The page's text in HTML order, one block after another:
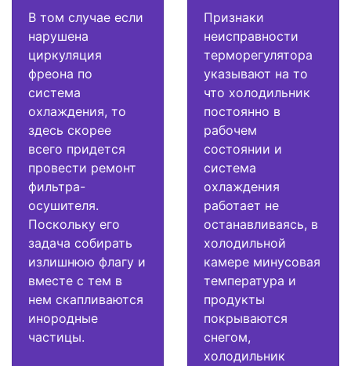
В том случае если
нарушена
циркуляция
фреона по
система
охлаждения, то
здесь скорее
всего придется
провести ремонт
фильтра-
осушителя.
Поскольку его
задача собирать
излишнюю флагу и
вместе с тем в
нем скапливаются
инородные
частицы.
Признаки
неисправности
терморегулятора
указывают на то
что холодильник
постоянно в
рабочем
состоянии и
система
охлаждения
работает не
останавливаясь, в
холодильной
камере минусовая
температура и
продукты
покрываются
снегом,
холодильник